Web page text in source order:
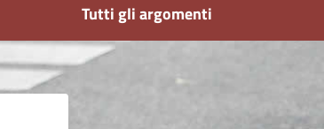
Tutti gli argomenti